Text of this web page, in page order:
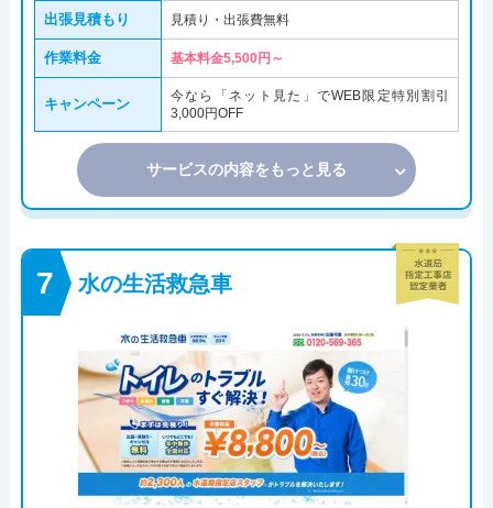
出張見積もり 見積り・出張費無料
作業料金 基本料金5,500円～
キャンペーン
今なら「ネット見た」でWEB限定特別割引
3,000円OFF
サービスの内容をもっと見る
水の生活救急車